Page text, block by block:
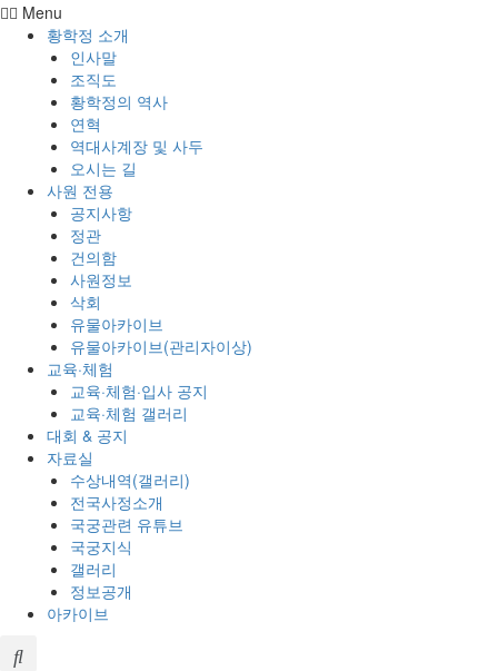
Menu
황학정 소개
인사말
조직도
황학정의 역사
연혁
역대사계장 및 사두
오시는 길
사원 전용
공지사항
정관
건의함
사원정보
삭회
유물아카이브
유물아카이브(관리자이상)
교육·체험
교육·체험·입사 공지
교육·체험 갤러리
대회 & 공지
자료실
수상내역(갤러리)
전국사정소개
국궁관련 유튜브
국궁지식
갤러리
정보공개
아카이브